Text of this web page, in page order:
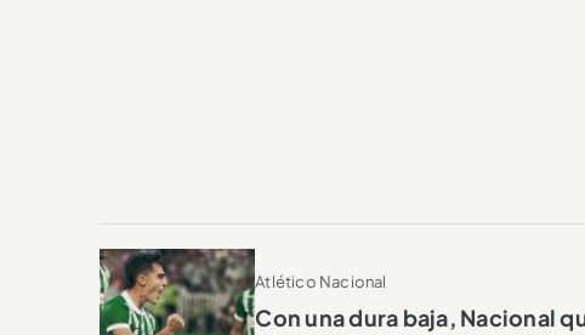
Atlético Nacional
Con una dura baja, Nacional